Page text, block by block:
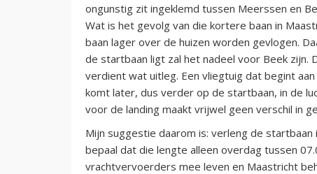
ongunstig zit ingeklemd tussen Meerssen en
Wat is het gevolg van die kortere baan in
baan lager over de huizen worden gevlogen.
de startbaan ligt zal het nadeel voor Beek zijn.
verdient wat uitleg. Een vliegtuig dat begint
komt later, dus verder op de startbaan, in de
voor de landing maakt vrijwel geen verschil in
Mijn suggestie daarom is: verleng de
bepaal dat die lengte alleen overdag tussen
vrachtvervoerders mee leven en Maastricht